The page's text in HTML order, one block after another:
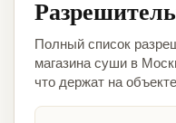
Полный список
магазина суши в
что держат на